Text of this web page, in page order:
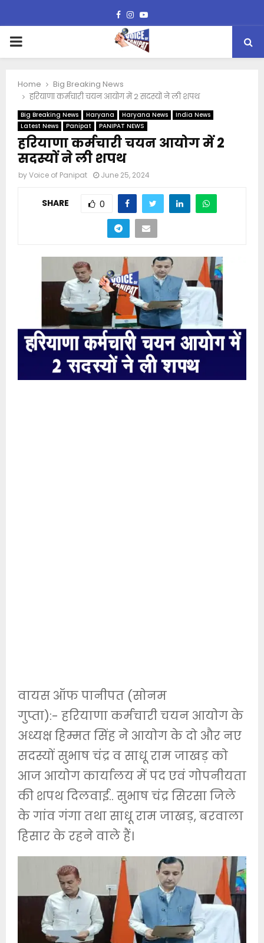
Facebook
Instagram
Youtube
PRIMARY
Home
Big Breaking News
हरियाणा कर्मचारी चयन आयोग में 2 सदस्यों ने ली शपथ
Big Breaking News Haryana Haryana News
India News
Latest News
Panipat PANIPAT NEWS
हरियाणा कर्मचारी चयन आयोग में 2
सदस्यों ने ली शपथ
byVoice of Panipat June 25, 2024
SHARE 0
वायस ऑफ पानीपत (सोनम
गुप्ता):- हरियाणा कर्मचारी चयन आयोग के
अध्यक्ष हिम्मत सिंह ने आयोग के दो और नए
सदस्यों सुभाष चंद्र व साधू राम जाखड़ को
आज आयोग कार्यालय में पद एवं गोपनीयता
की शपथ दिलवाई.. सुभाष चंद्र सिरसा जिले
के गांव गंगा तथा साधू राम जाखड़, बरवाला
हिसार के रहने वाले हैं।